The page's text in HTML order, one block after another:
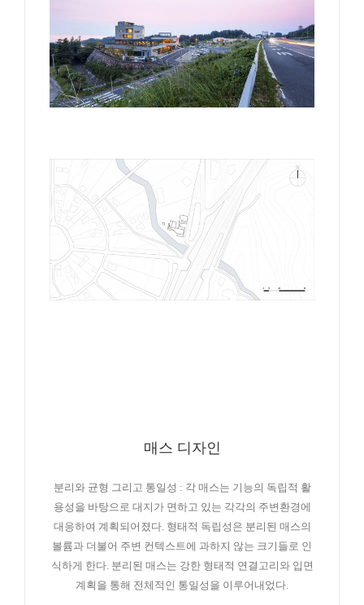
매스 디자인
분리와 균형 그리고 통일성 : 각 매스는 기능의 독립적 활
용성을 바탕으로 대지가 면하고 있는 각각의 주변환경에
대응하여 계획되어졌다. 형태적 독립성은 분리된 매스의
볼륨과 더불어 주변 컨텍스트에 과하지 않는 크기들로 인
식하게 한다. 분리된 매스는 강한 형태적 연결고리와 입면
계획을 통해 전체적인 통일성을 이루어내었다.